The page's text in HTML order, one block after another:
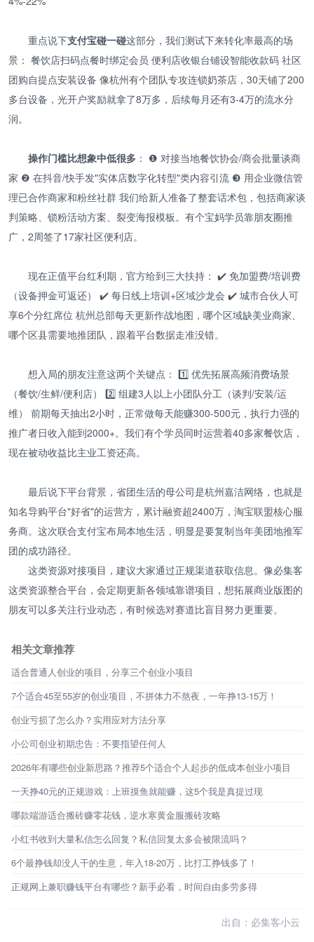
重点说下支付宝碰一碰这部分，我们测试下来转化率最高的场
景： 餐饮店扫码点餐时绑定会员 便利店收银台铺设智能收款码 社区
团购自提点安装设备 像杭州有个团队专攻连锁奶茶店，30天铺了200
多台设备，光开户奖励就拿了8万多，后续每月还有3-4万的流水分
润。
操作门槛比想象中低很多 ： ❶ 对接当地餐饮协会/商会批量谈商
家 ❷ 在抖音/快手发"实体店数字化转型"类内容引流 ❸ 用企业微信管
理已合作商家和粉丝社群 我们给新人准备了整套话术包，包括商家谈
判策略、锁粉活动方案、裂变海报模板。有个宝妈学员靠朋友圈推
广，2周签了17家社区便利店。
现在正值平台红利期，官方给到三大扶持： ✔️ 免加盟费/培训费
（设备押金可返还） ✔️ 每日线上培训+区域沙龙会 ✔️ 城市合伙人可
享6个分红席位 杭州总部每天更新作战地图，哪个区域缺美业商家、
哪个区县需要地推团队，跟着平台数据走准没错。
想入局的朋友注意这两个关键点： 1️⃣ 优先拓展高频消费场景
（餐饮/生鲜/便利店） 2️⃣ 组建3人以上小团队分工（谈判/安装/运
维） 前期每天抽出2小时，正常做每天能赚300-500元，执行力强的
推广者日收入能到2000+。我们有个学员同时运营着40多家餐饮店，
现在被动收益比主业工资还高。
最后说下平台背景，省团生活的母公司是杭州嘉洁网络，也就是
知名导购平台"好省"的运营方，累计融资超2400万，淘宝联盟核心服
务商。这次联合支付宝布局本地生活，明显是要复制当年美团地推军
团的成功路径。
这类资源对接项目，建议大家通过正规渠道获取信息。像必集客
这类资源整合平台，会定期更新各领域靠谱项目，想拓展商业版图的
朋友可以多关注行业动态，有时候选对赛道比盲目努力更重要。
相关文章推荐
适合普通人创业的项目，分享三个创业小项目
7个适合45至55岁的创业项目，不拼体力不熬夜，一年挣13-15万！
创业亏损了怎么办？实用应对方法分享
小公司创业初期忠告：不要指望任何人
2026年有哪些创业新思路？推荐5个适合个人起步的低成本创业小项目
一天挣40元的正规游戏：上班摸鱼就能赚，这5个我是真提过现
哪款端游适合搬砖赚零花钱，逆水寒黄金服搬砖攻略
小红书收到大量私信怎么回复？私信回复太多会被限流吗？
6个最挣钱却没人干的生意，年入18-20万，比打工挣钱多了！
正规网上兼职赚钱平台有哪些？新手必看，时间自由多劳多得
出自：必集客小云